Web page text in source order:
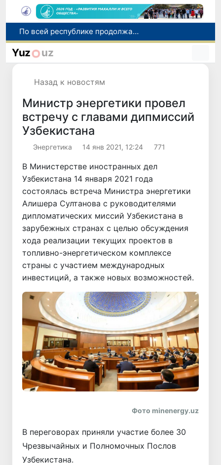
Оказавшийся в сложной ситуации в Германии соотечественник возвращен в Узбекистан
В Узбекистане определили порядок создания и эксплуатации платных автодорог
Yuz uz
Назад к новостям
Министр энергетики провел
встречу с главами дипмиссий
Узбекистана
Энергетика 14 янв 2021, 12:24 771
В Министерстве иностранных дел
Узбекистана 14 января 2021 года
состоялась встреча Министра энергетики
Алишера Султанова с руководителями
дипломатических миссий Узбекистана в
зарубежных странах с целью обсуждения
хода реализации текущих проектов в
топливно-энергетическом комплексе
страны с участием международных
инвестиций, а также новых возможностей.
Фото minenergy.uz
В переговорах приняли участие более 30
Чрезвычайных и Полномочных Послов
Узбекистана.